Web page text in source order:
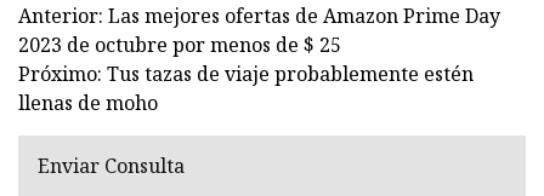
Anterior: Las mejores ofertas de Amazon Prime Day
2023 de octubre por menos de $ 25
Próximo: Tus tazas de viaje probablemente estén
llenas de moho
Enviar Consulta